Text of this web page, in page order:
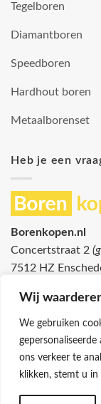
Wij
We gebruiken
ons verkeer te
klikken, stemt u
Tegelboren
Diamantboren
Speedboren
Hardhout boren
Metaalborenset
Heb je een
Borenkopen.nl
Concertstraat 2
7512 HZ